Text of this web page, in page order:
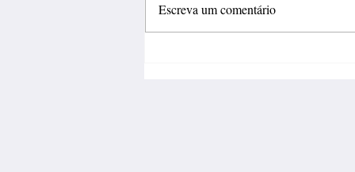
Escreva um comentário